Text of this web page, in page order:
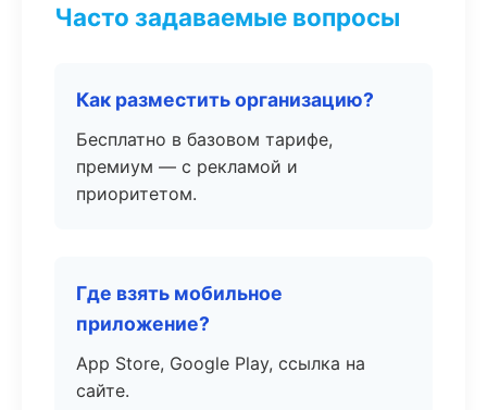
Часто задаваемые вопросы
Как разместить организацию?
Бесплатно в базовом тарифе,
премиум — с рекламой и
приоритетом.
Где взять мобильное
приложение?
App Store, Google Play, ссылка на
сайте.